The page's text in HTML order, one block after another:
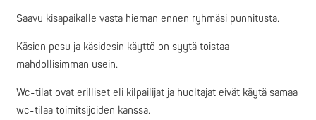
Saavu kisapaikalle vasta hieman ennen ryhmäsi punnitusta.
Käsien pesu ja käsidesin käyttö on syytä toistaa
mahdollisimman usein.
Wc-tilat ovat erilliset eli kilpailijat ja huoltajat eivät käytä samaa
wc-tilaa toimitsijoiden kanssa.